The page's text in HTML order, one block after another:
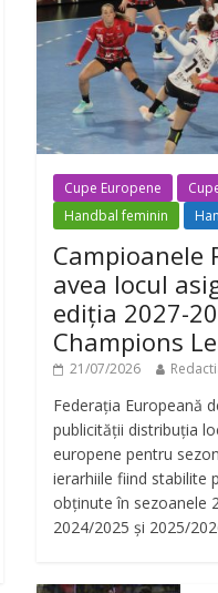
Cupe Europene
Handbal feminin
Campioanele
avea locul
ediția 2027-
Champions
21/07/2026
Federația Europeană
publicității distribuția
europene pentru
ierarhiile fiind stabilite
obținute în sezoanele
2024/2025 și 2025/